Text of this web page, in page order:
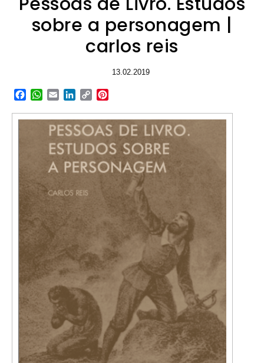
sobre a personagem |
carlos reis
13.02.2019
Facebook
WhatsApp
EmailLinkedIn
Copy